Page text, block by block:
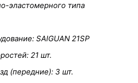
эластомерного типа
SAIGUAN 21SP
21 шт.
(передние): 3 шт.